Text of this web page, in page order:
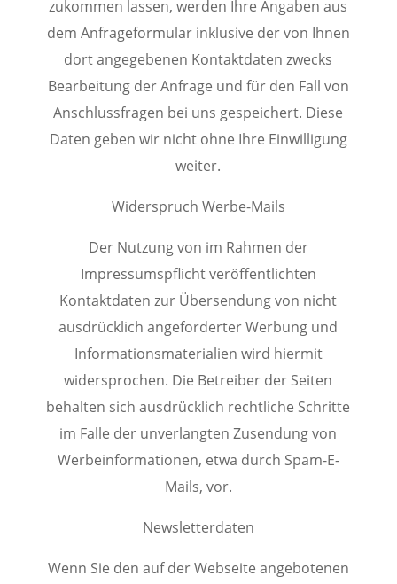
zukommen lassen, werden Ihre Angaben aus
dem Anfrageformular inklusive der von Ihnen
dort angegebenen Kontaktdaten zwecks
Bearbeitung der Anfrage und für den Fall von
Anschlussfragen bei uns gespeichert. Diese
Daten geben wir nicht ohne Ihre Einwilligung
weiter.
Widerspruch Werbe-Mails
Der Nutzung von im Rahmen der
Impressumspflicht veröffentlichten
Kontaktdaten zur Übersendung von nicht
ausdrücklich angeforderter Werbung und
Informationsmaterialien wird hiermit
widersprochen. Die Betreiber der Seiten
behalten sich ausdrücklich rechtliche Schritte
im Falle der unverlangten Zusendung von
Werbeinformationen, etwa durch Spam-E-
Mails, vor.
Newsletterdaten
Wenn Sie den auf der Webseite angebotenen